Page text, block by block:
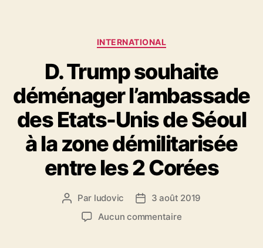
Catégories
INTERNATIONAL
D. Trump souhaite
déménager l’ambassade
des Etats-Unis de Séoul
à la zone démilitarisée
entre les 2 Corées
Auteur
l’article
Par ludovic
Date3 août 2019
Aucun commentairesur